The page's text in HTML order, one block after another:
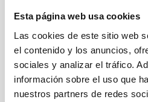
Esta página web usa cookies
Las cookies de este sitio web
el contenido y los anuncios,
sociales y analizar el tráfico.
información sobre el uso que
nuestros partners de redes
Descubre las
técnicas de un
Los datos básicos que
opciones